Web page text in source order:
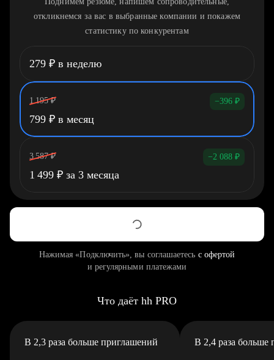
откликнемся за вас в выбранные компании и покажем
статистику по конкурентам
279 ₽ в неделю
1 195 ₽ −396 ₽
799 ₽ в месяц
3 587 ₽ −2 088 ₽
1 499 ₽ за 3 месяца
Нажимая «Подключить», вы соглашаетесь с офертой
и регулярными платежами
Что даёт hh PRO
В 2,3 раза больше приглашений В 2,4 раза больше